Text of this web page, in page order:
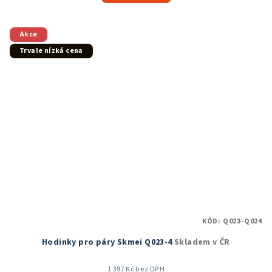
Akce
Trvale nízká cena
Hodinky pro páry Skmei Q023-4Skladem v ČR
1 397 Kč bez DPH
KÓD: Q023-Q024